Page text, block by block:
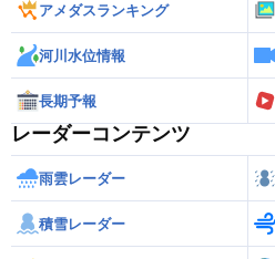
アメダスランキング
河川水位情報
長期予報
レーダーコンテンツ
雨雲レーダー
積雪レーダー